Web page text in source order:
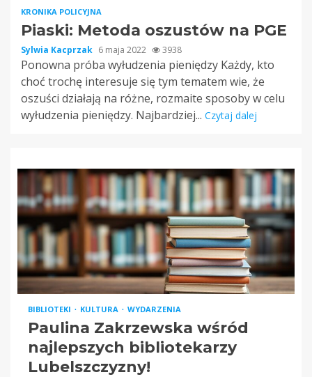
KRONIKA POLICYJNA
Piaski: Metoda oszustów na PGE
Sylwia Kacprzak 6 maja 2022 3938
Ponowna próba wyłudzenia pieniędzy Każdy, kto
choć trochę interesuje się tym tematem wie, że
oszuści działają na różne, rozmaite sposoby w celu
wyłudzenia pieniędzy. Najbardziej... Czytaj dalej
BIBLIOTEKI KULTURA WYDARZENIA
Paulina Zakrzewska wśród
najlepszych bibliotekarzy
Lubelszczyzny!